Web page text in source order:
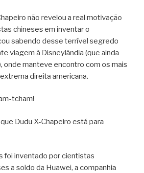
não revelou a real motivação
chineses em inventar o
sabendo desse terrível segredo
viagem à Disneylândia (que ainda
onde manteve encontro com os mais
direita americana.
tcham!
Dudu X-Chapeiro está para
foi inventado por cientistas
a soldo da Huawei, a companhia